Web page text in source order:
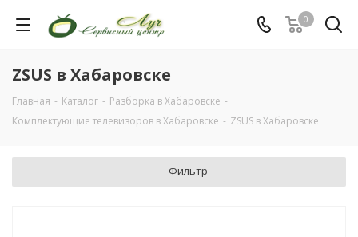
0
ZSUS в Хабаровске
Главная - Каталог - Разборка в Хабаровске -
Комплектующие телевизоров в Хабаровске - ZSUS в Хабаровске
Фильтр